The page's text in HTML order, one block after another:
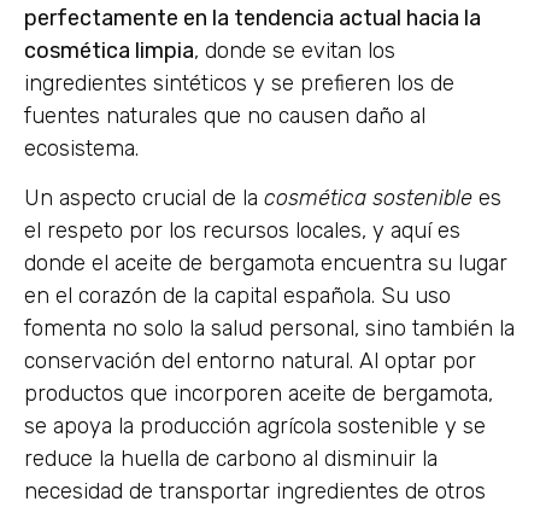
perfectamente en la tendencia actual hacia la
cosmética limpia, donde se evitan los
ingredientes sintéticos y se prefieren los de
fuentes naturales que no causen daño al
ecosistema.
Un aspecto crucial de la cosmética sostenible es
el respeto por los recursos locales, y aquí es
donde el aceite de bergamota encuentra su lugar
en el corazón de la capital española. Su uso
fomenta no solo la salud personal, sino también la
conservación del entorno natural. Al optar por
productos que incorporen aceite de bergamota,
se apoya la producción agrícola sostenible y se
reduce la huella de carbono al disminuir la
necesidad de transportar ingredientes de otros